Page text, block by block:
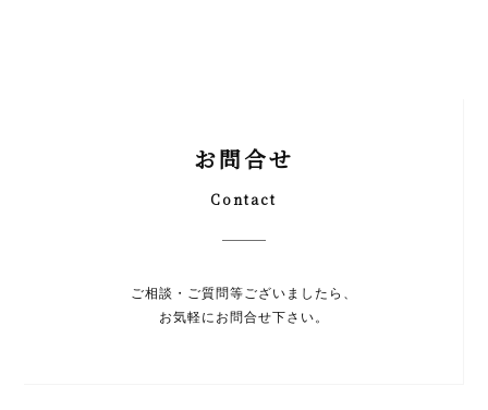
お問合せ
Contact
ご相談・ご質問等ございましたら、
お気軽にお問合せ下さい。